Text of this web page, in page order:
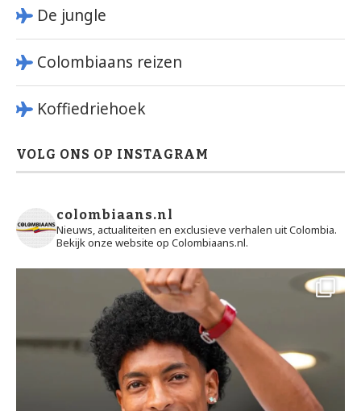
De jungle
Colombiaans reizen
Koffiedriehoek
VOLG ONS OP INSTAGRAM
colombiaans.nl
Nieuws, actualiteiten en exclusieve verhalen uit Colombia.
Bekijk onze website op Colombiaans.nl.